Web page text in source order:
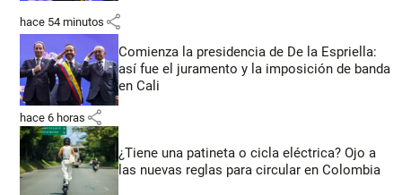
hace 54 minutos share
Comienza la presidencia de De la Espriella:
así fue el juramento y la imposición de banda
en Cali
hace 6 horas share
¿Tiene una patineta o cicla eléctrica? Ojo a
las nuevas reglas para circular en Colombia